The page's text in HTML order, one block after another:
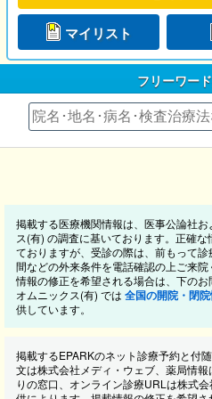
マイリスト
フリーワー
掲載する医療機関情報は、医事公論社お
ス(有) の調査に基いております。正確な
ておりますが、受診の際は、前もって
間などの外来条件を電話確認の上ご来
情報の修正を希望される場合は、下のお
オムニックス(有) では 全国の開院・閉
供しています。
掲載するEPARKのネット診療予約と付
文は株式会社メディ・ウェブ、薬局情
りの窓口、オンライン診療URLは株式